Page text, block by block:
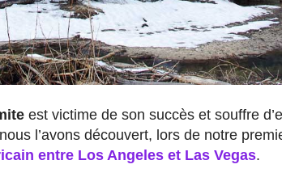
est victime de son succès et souffre
l’avons découvert, lors de notre
entre Los Angeles et Las Vegas.